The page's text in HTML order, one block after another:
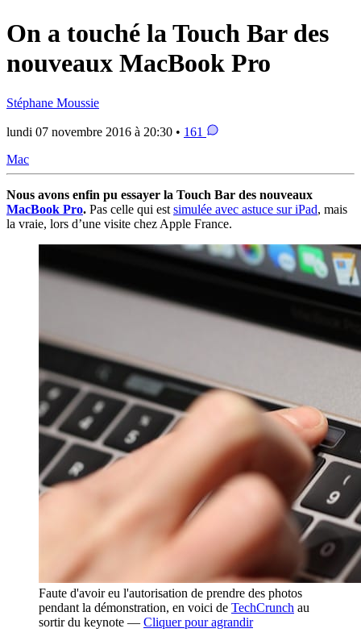
On a touché la Touch Bar des
nouveaux MacBook Pro
Stéphane Moussie
lundi 07 novembre 2016 à 20:30 • 161
Mac
Nous avons enfin pu essayer la Touch Bar des nouveaux
MacBook Pro. Pas celle qui est simulée avec astuce sur iPad, mais
la vraie, lors d’une visite chez Apple France.
Faute d'avoir eu l'autorisation de prendre des photos
pendant la démonstration, en voici de TechCrunch au
sortir du keynote — Cliquer pour agrandir